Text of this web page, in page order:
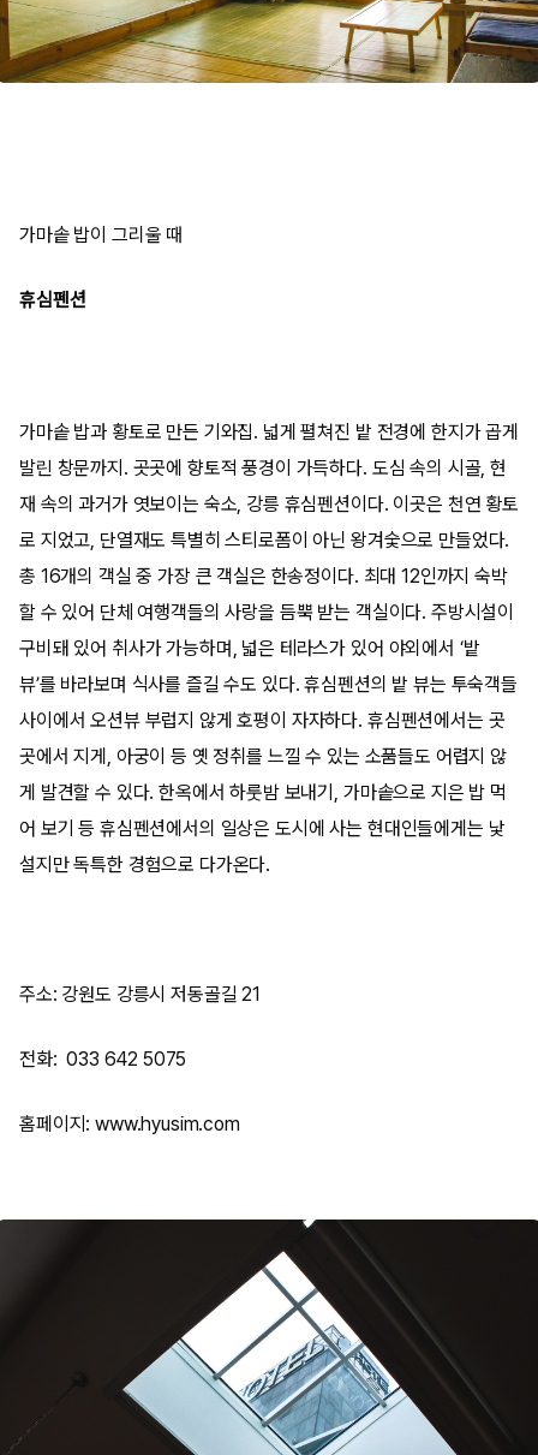
가마솥 밥이 그리울 때
휴심펜션
가마솥 밥과 황토로 만든 기와집. 넓게 펼쳐진 밭 전경에 한지가 곱게
발린 창문까지. 곳곳에 향토적 풍경이 가득하다. 도심 속의 시골, 현
재 속의 과거가 엿보이는 숙소, 강릉 휴심펜션이다. 이곳은 천연 황토
로 지었고, 단열재도 특별히 스티로폼이 아닌 왕겨숯으로 만들었다.
총 16개의 객실 중 가장 큰 객실은 한송정이다. 최대 12인까지 숙박
할 수 있어 단체 여행객들의 사랑을 듬뿍 받는 객실이다. 주방시설이
구비돼 있어 취사가 가능하며, 넓은 테라스가 있어 야외에서 ‘밭
뷰’를 바라보며 식사를 즐길 수도 있다. 휴심펜션의 밭 뷰는 투숙객들
사이에서 오션뷰 부럽지 않게 호평이 자자하다. 휴심펜션에서는 곳
곳에서 지게, 아궁이 등 옛 정취를 느낄 수 있는 소품들도 어렵지 않
게 발견할 수 있다. 한옥에서 하룻밤 보내기, 가마솥으로 지은 밥 먹
어 보기 등 휴심펜션에서의 일상은 도시에 사는 현대인들에게는 낯
설지만 독특한 경험으로 다가온다.
주소: 강원도 강릉시 저동골길 21
전화: 033 642 5075
홈페이지: www.hyusim.com